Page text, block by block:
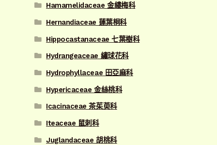
Hamamelidaceae 金縷梅科
Hernandiaceae 蓮葉桐科
Hippocastanaceae 七葉樹科
Hydrangeaceae 繡球花科
Hydrophyllaceae 田亞麻科
Hypericaceae 金絲桃科
Icacinaceae 茶茱萸科
Iteaceae 鼠刺科
Juglandaceae 胡桃科